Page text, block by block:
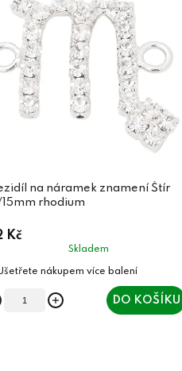
na náramek znamení Štír
15mm rhodium
Kč
Skladem
DO KOŠÍKU